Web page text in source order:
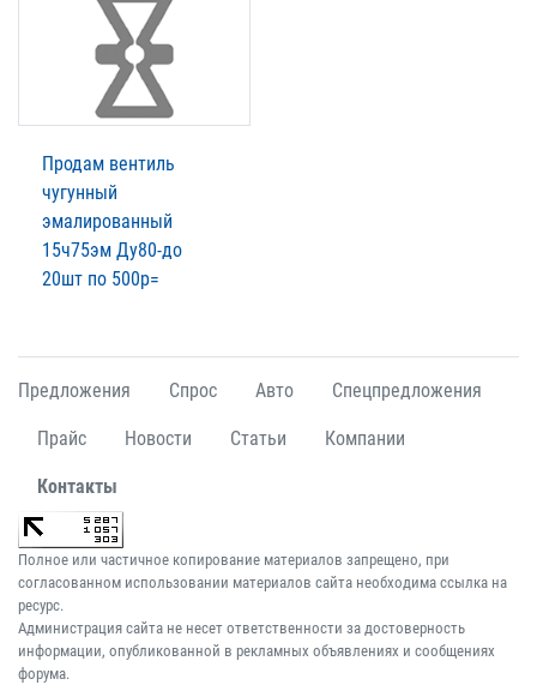
Продам вентиль
чугунный
эмалированный
15ч75эм Ду80-до
20шт по 500р=
Предложения Спрос Авто Спецпредложения
Прайс Новости Статьи Компании
Контакты
Полное или частичное копирование материалов запрещено, при
согласованном использовании материалов сайта необходима ссылка на
ресурс.
Администрация сайта не несет ответственности за достоверность
информации, опубликованной в рекламных объявлениях и сообщениях
форума.